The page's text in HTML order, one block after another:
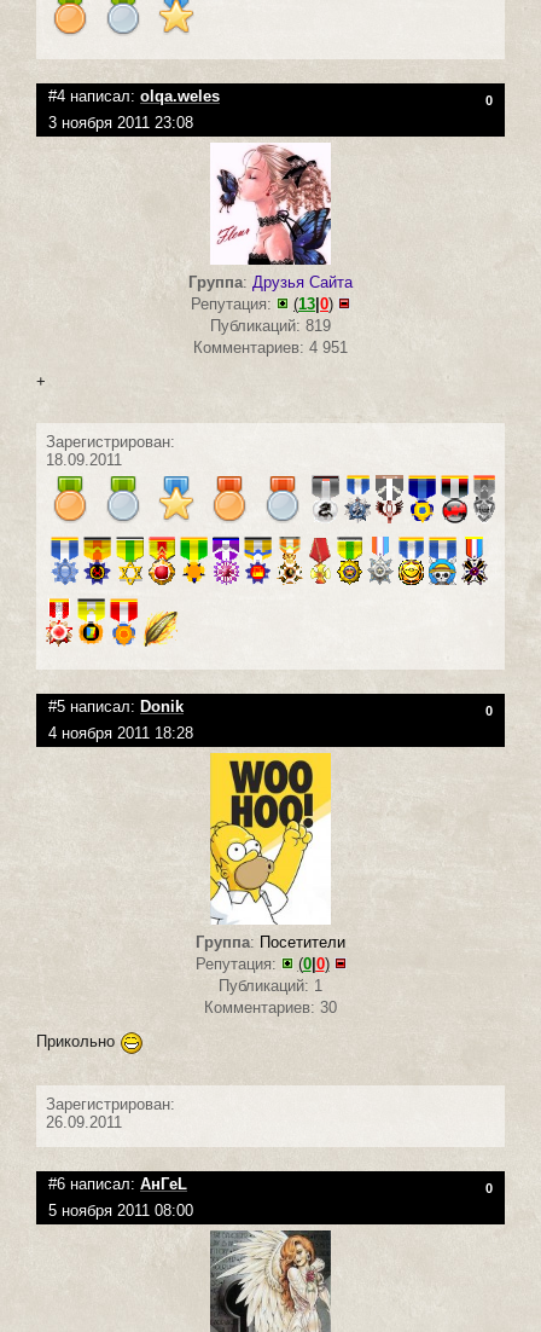
#4 написал: olqa.weles 0
3 ноября 2011 23:08
Группа: Друзья Сайта
Репутация:
(13 0)
Публикаций: 819
Комментариев: 4 951
+
Зарегистрирован:
18.09.2011
#5 написал: Donik 0
4 ноября 2011 18:28
Группа: Посетители
Репутация:
(0| 0)
Публикаций: 1
Комментариев: 30
Прикольно
Зарегистрирован:
26.09.2011
#6 написал: АнГeL 0
5 ноября 2011 08:00